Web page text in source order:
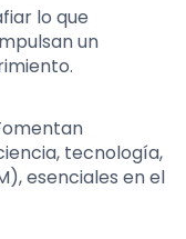
lo que
un
tecnología,
esenciales en el